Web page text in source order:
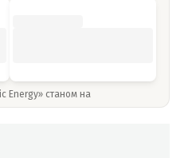
Energy» станом на